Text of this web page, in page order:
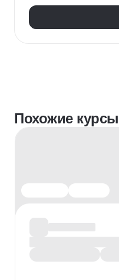
Похожие курсы